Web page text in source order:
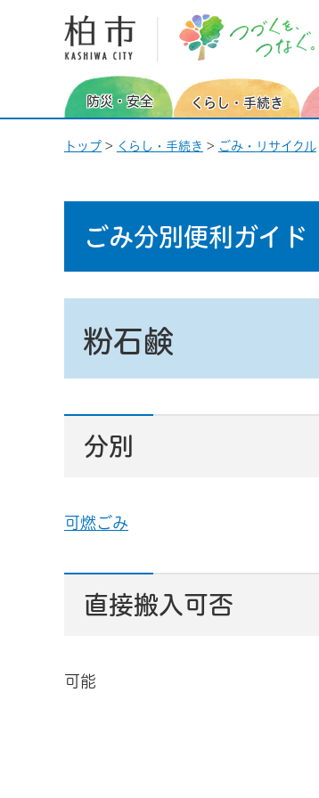
柏市 つづくを、つなぐ。
防災・安全 くらし・手続き
トップ > くらし・手続き > ごみ・リサイクル
ごみ分別便利ガイド
粉石鹸
分別
可燃ごみ
直接搬入可否
可能